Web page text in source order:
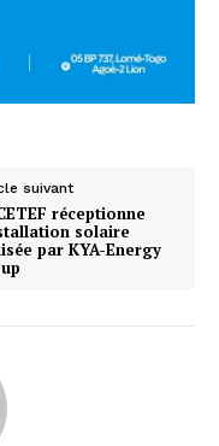
suivant
réceptionne
solaire
par KYA-Energy